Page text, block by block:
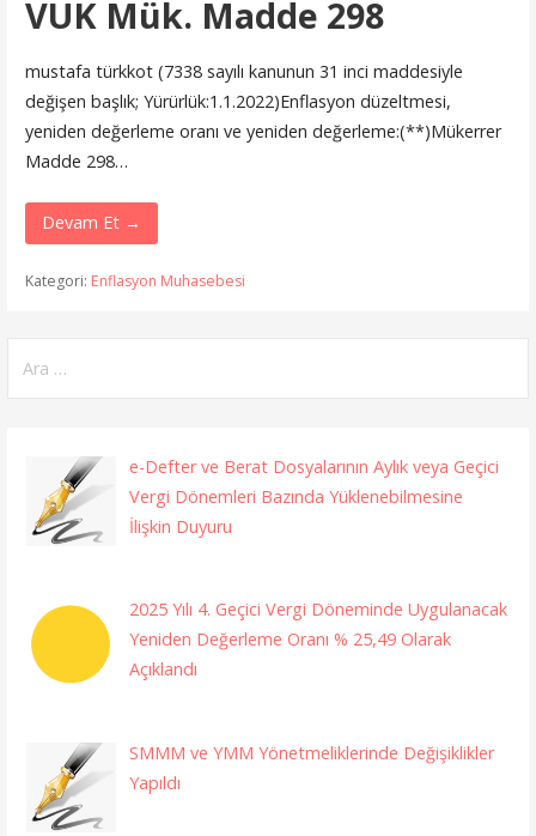
VUK Mük. Madde 298
mustafa türkkot (7338 sayılı kanunun 31 inci maddesiyle
değişen başlık; Yürürlük:1.1.2022)Enflasyon düzeltmesi,
yeniden değerleme oranı ve yeniden değerleme:(**)Mükerrer
Madde 298…
Devam Et →
Kategori: Enflasyon Muhasebesi
e-Defter ve Berat Dosyalarının Aylık veya Geçici
Vergi Dönemleri Bazında Yüklenebilmesine
İlişkin Duyuru
2025 Yılı 4. Geçici Vergi Döneminde Uygulanacak
Yeniden Değerleme Oranı % 25,49 Olarak
Açıklandı
SMMM ve YMM Yönetmeliklerinde Değişiklikler
Yapıldı